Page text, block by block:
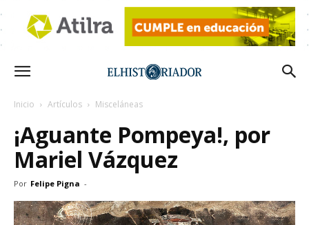
Inicio Artículos Misceláneas
¡Aguante Pompeya!, por
Mariel Vázquez
Por Felipe Pigna -